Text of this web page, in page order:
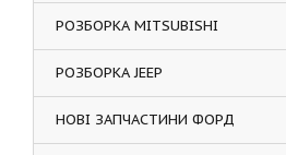
РОЗБОРКА MITSUBISHI
РОЗБОРКА JEEP
НОВІ ЗАПЧАСТИНИ ФОРД